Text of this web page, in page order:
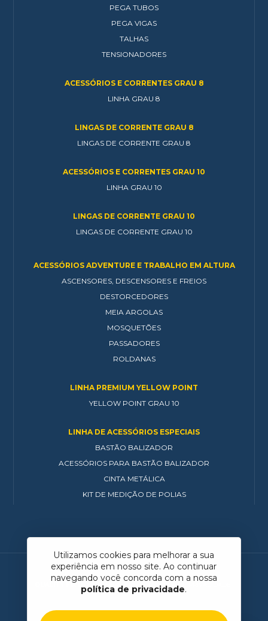
PEGA TUBOS
PEGA VIGAS
TALHAS
TENSIONADORES
ACESSÓRIOS E CORRENTES GRAU 8
LINHA GRAU 8
LINGAS DE CORRENTE GRAU 8
LINGAS DE CORRENTE GRAU 8
ACESSÓRIOS E CORRENTES GRAU 10
LINHA GRAU 10
LINGAS DE CORRENTE GRAU 10
LINGAS DE CORRENTE GRAU 10
ACESSÓRIOS ADVENTURE E TRABALHO EM ALTURA
ASCENSORES, DESCENSORES E FREIOS
DESTORCEDORES
MEIA ARGOLAS
MOSQUETÕES
PASSADORES
ROLDANAS
LINHA PREMIUM YELLOW POINT
YELLOW POINT GRAU 10
LINHA DE ACESSÓRIOS ESPECIAIS
BASTÃO BALIZADOR
ACESSÓRIOS PARA BASTÃO BALIZADOR
CINTA METÁLICA
KIT DE MEDIÇÃO DE POLIAS
QUALITY FIX DO BRASIL © 2026 POLÍTICA DE PRIVACIDADE
Utilizamos cookies para melhorar a sua
experiência em nosso site. Ao continuar
navegando você concorda com a nossa
política de privacidade.